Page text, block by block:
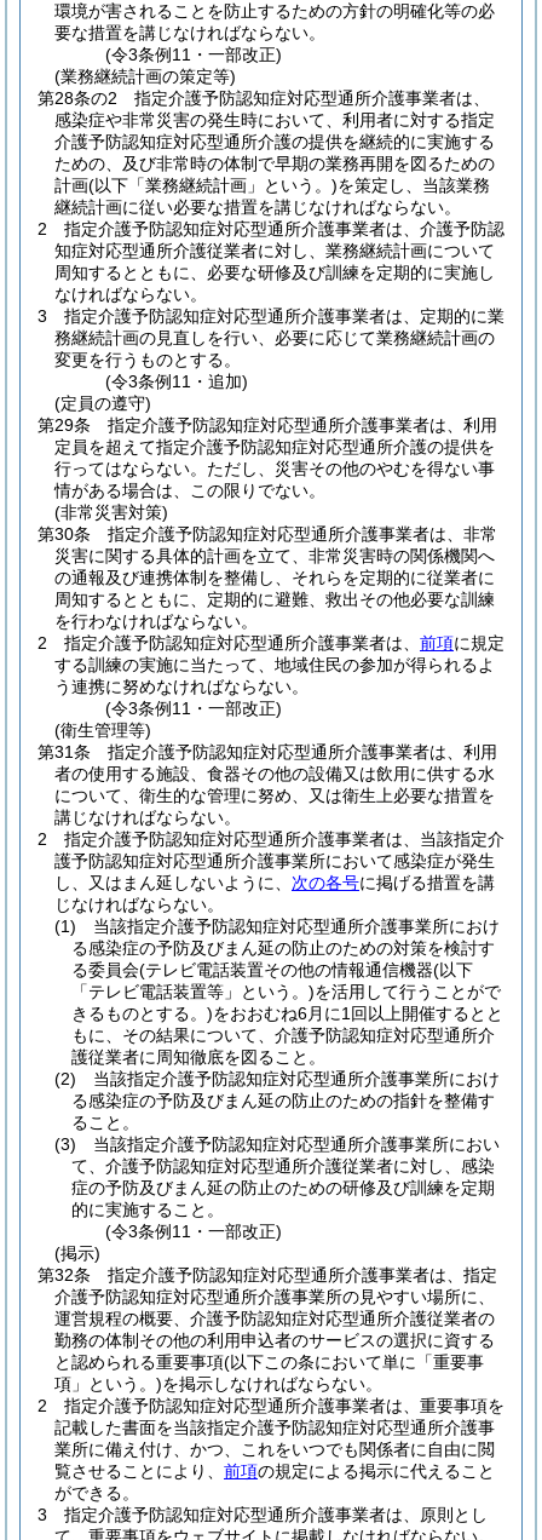
環境が害されることを防止するための方針の明確化等の必
要な措置を講じなければならない。
(令3条例11・一部改正)
(業務継続計画の策定等)
第28条の2
指定介護予防認知症対応型通所介護事業者は、
感染症や非常災害の発生時において、利用者に対する指定
介護予防認知症対応型通所介護の提供を継続的に実施する
ための、及び非常時の体制で早期の業務再開を図るための
計画(以下「業務継続計画」という。)を策定し、当該業務
継続計画に従い必要な措置を講じなければならない。
2
指定介護予防認知症対応型通所介護事業者は、介護予防認
知症対応型通所介護従業者に対し、業務継続計画について
周知するとともに、必要な研修及び訓練を定期的に実施し
なければならない。
3
指定介護予防認知症対応型通所介護事業者は、定期的に業
務継続計画の見直しを行い、必要に応じて業務継続計画の
変更を行うものとする。
(令3条例11・追加)
(定員の遵守)
第29条
指定介護予防認知症対応型通所介護事業者は、利用
定員を超えて指定介護予防認知症対応型通所介護の提供を
行ってはならない。 ただし、災害その他のやむを得ない事
情がある場合は、この限りでない。
(非常災害対策)
第30条
指定介護予防認知症対応型通所介護事業者は、非常
災害に関する具体的計画を立て、非常災害時の関係機関へ
の通報及び連携体制を整備し、それらを定期的に従業者に
周知するとともに、定期的に避難、救出その他必要な訓練
を行わなければならない。
2
指定介護予防認知症対応型通所介護事業者は、 前項に規定
する訓練の実施に当たって、地域住民の参加が得られるよ
う連携に努めなければならない。
(令3条例11・一部改正)
(衛生管理等)
第31条
指定介護予防認知症対応型通所介護事業者は、利用
者の使用する施設、食器その他の設備又は飲用に供する水
について、衛生的な管理に努め、又は衛生上必要な措置を
講じなければならない。
2
指定介護予防認知症対応型通所介護事業者は、当該指定介
護予防認知症対応型通所介護事業所において感染症が発生
し、又はまん延しないように、 次の各号に掲げる措置を講
じなければならない。
(1)
当該指定介護予防認知症対応型通所介護事業所におけ
る感染症の予防及びまん延の防止のための対策を検討す
る委員会(テレビ電話装置その他の情報通信機器(以下
「テレビ電話装置等」という。)を活用して行うことがで
きるものとする。)をおおむね6月に1回以上開催するとと
もに、その結果について、介護予防認知症対応型通所介
護従業者に周知徹底を図ること。
(2)
当該指定介護予防認知症対応型通所介護事業所におけ
る感染症の予防及びまん延の防止のための指針を整備す
ること。
(3)
当該指定介護予防認知症対応型通所介護事業所におい
て、介護予防認知症対応型通所介護従業者に対し、感染
症の予防及びまん延の防止のための研修及び訓練を定期
的に実施すること。
(令3条例11・一部改正)
(掲示)
第32条
指定介護予防認知症対応型通所介護事業者は、指定
介護予防認知症対応型通所介護事業所の見やすい場所に、
運営規程の概要、介護予防認知症対応型通所介護従業者の
勤務の体制その他の利用申込者のサービスの選択に資する
と認められる重要事項(以下この条において単に「重要事
項」という。)を掲示しなければならない。
2
指定介護予防認知症対応型通所介護事業者は、重要事項を
記載した書面を当該指定介護予防認知症対応型通所介護事
業所に備え付け、かつ、これをいつでも関係者に自由に閲
覧させることにより、 前項の規定による掲示に代えること
ができる。
3
指定介護予防認知症対応型通所介護事業者は、原則とし